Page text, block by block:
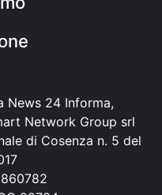
News 24 Informa,
Network Group srl
di Cosenza n. 5 del